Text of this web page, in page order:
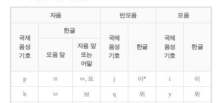
자음 반모음 모음
국제
음성
기호
한글
국제
음성
기호
한글
국제
음성
기호
한글
모음 앞
자음 앞
또는
어말
p ㅍ ㅂ, 프 j 이* i 이
b ㅂ 브 ɥ 위 y 위